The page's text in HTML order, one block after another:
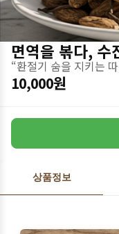
면역을 볶다, 수
“환절기 숨을 지키는
10,000원
상품정보